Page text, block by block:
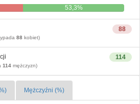
53,3%
88
88 kobiet)
114
114 mężczyzn)
Mężczyźni (%)